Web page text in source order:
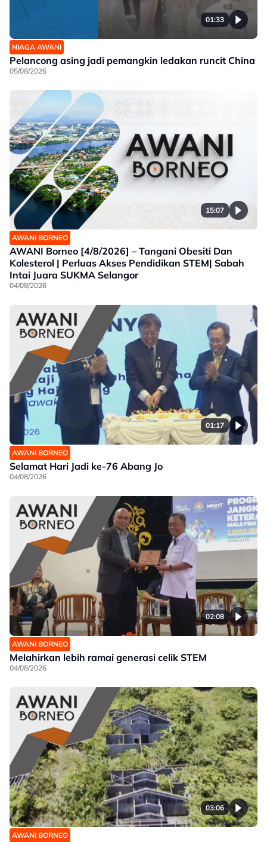
01:33
NIAGA AWANI
Pelancong asing jadi pemangkin ledakan runcit China
05/08/2026
15:07
AWANI BORNEO
AWANI Borneo [4/8/2026] – Tangani Obesiti Dan
Kolesterol | Perluas Akses Pendidikan STEM| Sabah
Intai Juara SUKMA Selangor
04/08/2026
01:17
AWANI BORNEO
Selamat Hari Jadi ke-76 Abang Jo
04/08/2026
02:08
AWANI BORNEO
Melahirkan lebih ramai generasi celik STEM
04/08/2026
03:06
AWANI BORNEO